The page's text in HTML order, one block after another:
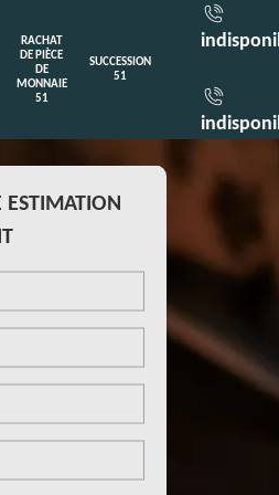
RACHAT
DE PIÈCE
DE
MONNAIE
51
SUCCESSION
51